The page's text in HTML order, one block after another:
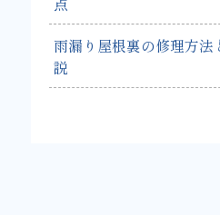
雨漏り屋根裏の修理方
説